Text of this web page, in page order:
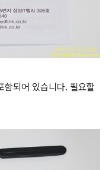
되어 있습니다. 필요할